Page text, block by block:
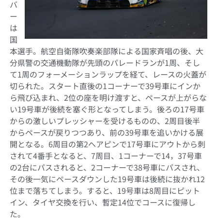
バ
ー
は
国
本選手。航空自衛隊吹奏楽部隊による国家斉唱の後、大
分県警の交通機動隊が先頭のパレードランが1周、そし
て1周のフォーメーションラップを経て、レースの火蓋が
切られた。スタート直後の1コーナーで39号車にインか
ら飛び込まれ、2位の座を明け渡すと、ペースが上がらな
い19号車が後続を塞ぐ形となってしまう。後ろの17号車
からの激しいプレッシャーを受けるものの、2周目後半
からペースが戻りつつあり、前の39号車を追いかける展
開となる。6周目の第2ヘアピンで17号車にアウトから刺
されて4番手となると、7周目、1コーナーで14，37号車
の2台にパスされると、2コーナーで38号車にパスされ、
その後一気にペースダウンした19号車は後続に抜かれ12
位まで落ちてしまう。すると、19号車は8周目にピット
イン、タイヤ交換を行い、暫定14位でコースに復帰し
た。